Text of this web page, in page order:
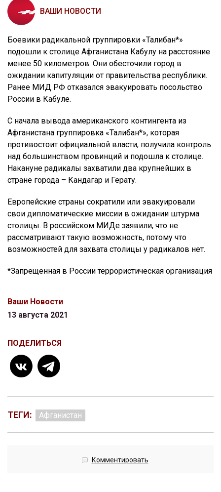
ВАШИ НОВОСТИ
Боевики радикальной группировки «Талибан*»
подошли к столице Афганистана Кабулу на расстояние
менее 50 километров. Они обесточили город в
ожидании капитуляции от правительства республики.
Ранее МИД РФ отказался эвакуировать посольство
России в Кабуле.
С начала вывода американского контингента из
Афганистана группировка «Талибан*», которая
противостоит официальной власти, получила контроль
над большинством провинций и подошла к столице.
Накануне радикалы захватили два крупнейших в
стране города – Кандагар и Герату.
Европейские страны сократили или эвакуировали
свои дипломатические миссии в ожидании штурма
столицы. В российском МИДе заявили, что не
рассматривают такую возможность, потому что
возможностей для захвата столицы у радикалов нет.
*Запрещенная в России террористическая организация
Ваши Новости
13 августа 2021
ПОДЕЛИТЬСЯ
ТЕГИ: Афганистан
Комментировать